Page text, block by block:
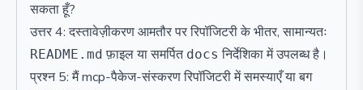
सकता हूँ?
उत्तर 4: दस्तावेज़ीकरण आमतौर पर रिपॉजिटरी के भीतर, सामान्यतः
README.md फ़ाइल या समर्पित docs निर्देशिका में उपलब्ध है।
प्रश्न 5: मैं mcp-पैकेज-संस्करण रिपॉजिटरी में समस्याएँ या बग